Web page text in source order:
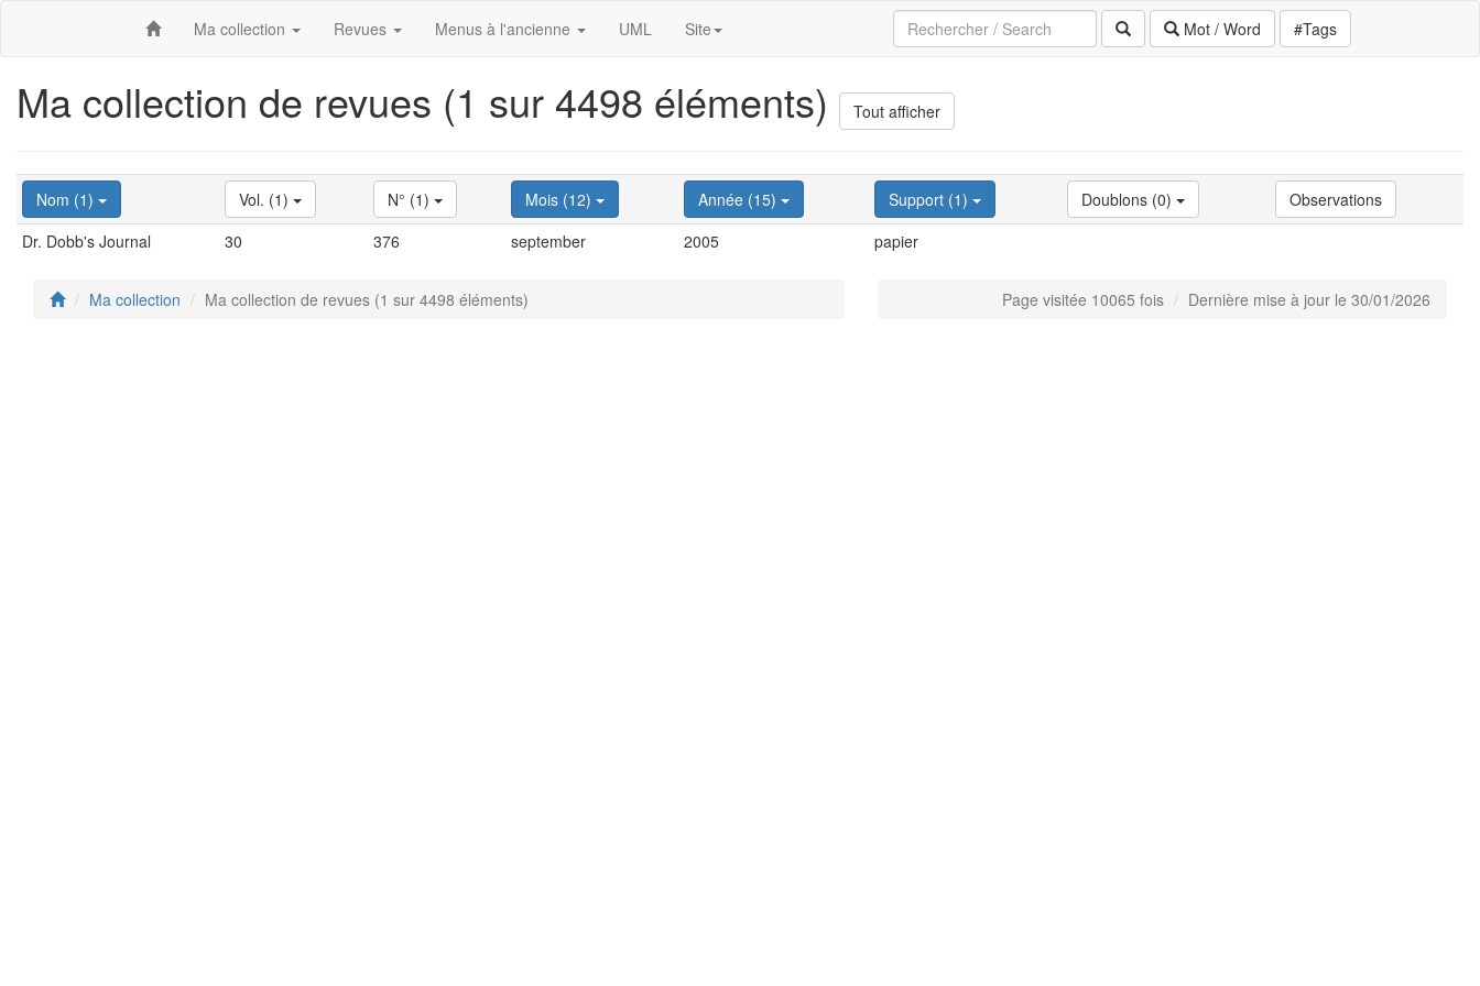
Ma collection Revues Menus à l'ancienne UML Site Mot / Word #Tags
Ma collection de revues (1 sur 4498 éléments) Tout afficher
Nom (1) Vol. (1) N° (1) Mois (12) Année (15) Support (1) Doublons (0)
Observations
Dr. Dobb's Journal
30 376 september 2005 papier
Ma collection Ma collection de revues (1 sur 4498 éléments) Page visitée 10065 fois Dernière mise à jour le 30/01/2026